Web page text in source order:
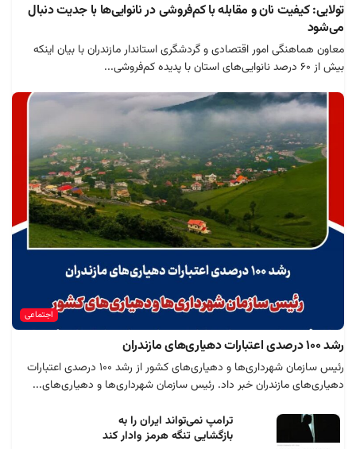
تولایی: کیفیت نان و مقابله با کم‌فروشی در نانوایی‌ها با جدیت دنبال
می‌شود
معاون هماهنگی امور اقتصادی و گردشگری استاندار مازندران با بیان اینکه
بیش از ۶۰ درصد نانوایی‌های استان با پدیده کم‌فروشی...
اجتماعی
رشد ۱۰۰ درصدی اعتبارات دهیاری‌های مازندران
رئیس سازمان شهرداری‌ها و دهیاری‌های کشور از رشد ۱۰۰ درصدی اعتبارات
دهیاری‌های مازندران خبر داد. رئیس سازمان شهرداری‌ها و دهیاری‌های...
ترامپ نمی‌تواند ایران را به
بازگشایی تنگه هرمز وادار کند